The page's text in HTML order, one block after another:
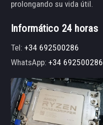
prolongando su vida útil.
Informático 24 horas
Tel:+34 692500286
WhatsApp:+34 692500286